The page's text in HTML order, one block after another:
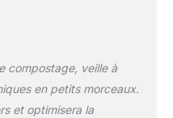
compostage, veille à
en petits morceaux.
et optimisera la